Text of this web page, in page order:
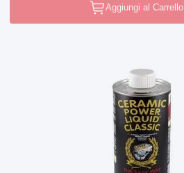
Aggiungi al Carrello